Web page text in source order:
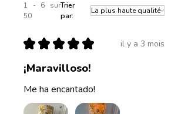
1 - 6 sur
50
Trier
par:
★ ★ ★ ★ ★ il y a 3 mois
¡Maravilloso!
Me ha encantado!